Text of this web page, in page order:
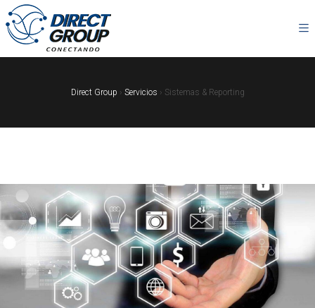
Direct Group › Servicios › Sistemas & Reporting